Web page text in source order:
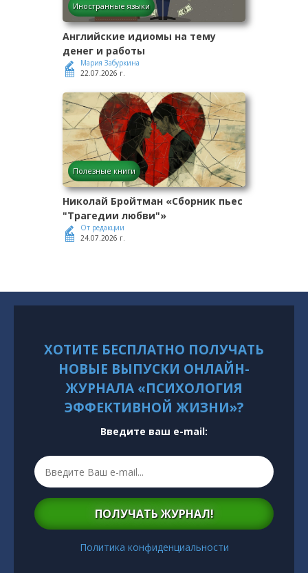
Иностранные языки
Английские идиомы на тему
денег и работы
Мария Забуркина
22.07.2026 г.
Полезные книги
Николай Бройтман «Сборник пьес
"Трагедии любви"»
От редакции
24.07.2026 г.
ХОТИТЕ БЕСПЛАТНО ПОЛУЧАТЬ
НОВЫЕ ВЫПУСКИ ОНЛАЙН-
ЖУРНАЛА «ПСИХОЛОГИЯ
ЭФФЕКТИВНОЙ ЖИЗНИ»?
Введите ваш e-mail:
ПОЛУЧАТЬ ЖУРНАЛ!
Политика конфиденциальности